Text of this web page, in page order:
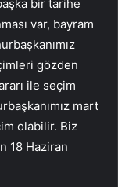
bir tarihe
var, bayram
gözden
ile seçim
mart
olabilir. Biz
18 Haziran